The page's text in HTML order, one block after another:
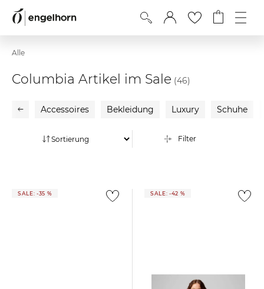
Alle
Columbia Artikel im Sale (46)
Accessoires Bekleidung Luxury Schuhe
Filter
SALE: -35 % SALE: -42 %